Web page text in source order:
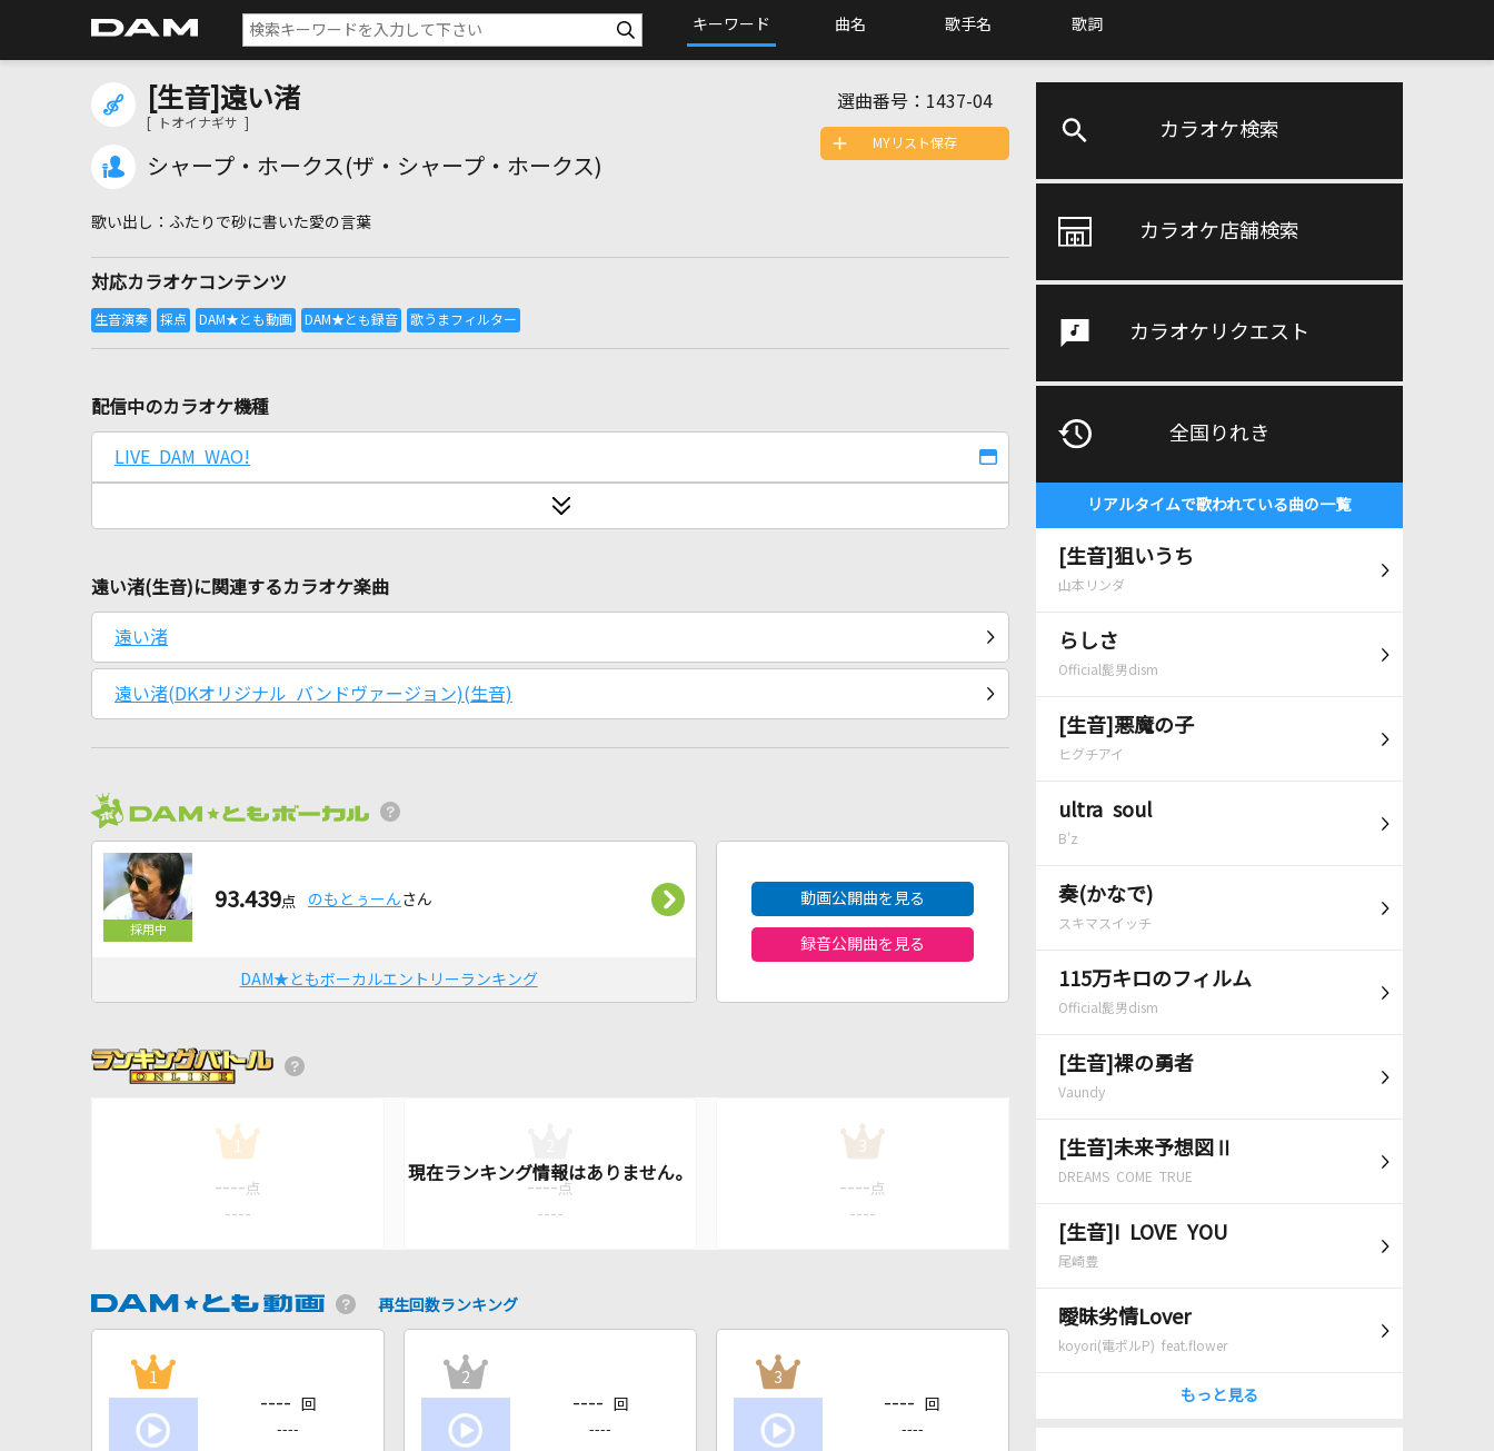
キーワード 曲名 歌手名 歌詞
カラオケ検索
カラオケ店舗検索
カラオケリクエスト
全国りれき
リアルタイムで歌われている曲の一覧
[生音]狙いうち
山本リンダ
らしさ
Official髭男dism
[生音]悪魔の子
ヒグチアイ
ultra soul
B'z
奏(かなで)
スキマスイッチ
115万キロのフィルム
Official髭男dism
[生音]裸の勇者
Vaundy
[生音]未来予想図Ⅱ
DREAMS COME TRUE
[生音]I LOVE YOU
尾崎豊
曖昧劣情Lover
koyori(電ポルP) feat.flower
もっと見る
[生音]遠い渚
[ トオイナギサ ]
シャープ・ホークス(ザ・シャープ・ホークス)
選曲番号： 1437-04
ふたりで砂に書いた愛の言葉
対応カラオケコンテンツ
MYリスト保存
配信中のカラオケ機種
LIVE DAM WAO!
遠い渚(生音)に関連するカラオケ楽曲
遠い渚
遠い渚(DKオリジナル バンドヴァージョン)(生音)
93.439点 のもとぅーん さん
DAM★ともボーカルエントリーランキング
動画公開曲を見る
録音公開曲を見る
1
---- 点
----
---- 点
----
3
---- 点
----
再生回数ランキング
1
---- 回
----
2
---- 回
----
3
---- 回
----